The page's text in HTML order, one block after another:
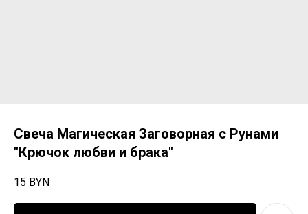
Свеча Магическая Заговорная с Рунами
"Крючок любви и брака"
15 BYN